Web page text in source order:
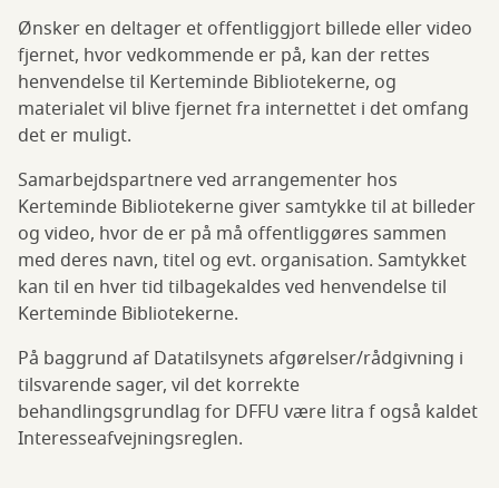
Ønsker en deltager et offentliggjort billede eller video
fjernet, hvor vedkommende er på, kan der rettes
henvendelse til Kerteminde Bibliotekerne, og
materialet vil blive fjernet fra internettet i det omfang
det er muligt.
Samarbejdspartnere ved arrangementer hos
Kerteminde Bibliotekerne giver samtykke til at billeder
og video, hvor de er på må offentliggøres sammen
med deres navn, titel og evt. organisation. Samtykket
kan til en hver tid tilbagekaldes ved henvendelse til
Kerteminde Bibliotekerne.
På baggrund af Datatilsynets afgørelser/rådgivning i
tilsvarende sager, vil det korrekte
behandlingsgrundlag for DFFU være litra f også kaldet
Interesseafvejningsreglen.